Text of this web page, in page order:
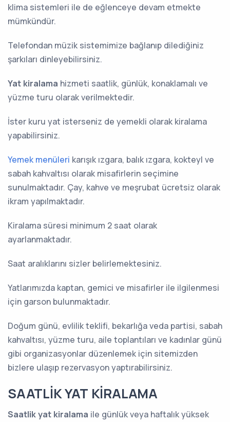
klima sistemleri ile de eğlenceye devam etmekte
mümkündür.
Telefondan müzik sistemimize bağlanıp dilediğiniz
şarkıları dinleyebilirsiniz.
Yat kiralama hizmeti saatlik, günlük, konaklamalı ve
yüzme turu olarak verilmektedir.
İster kuru yat isterseniz de yemekli olarak kiralama
yapabilirsiniz.
Yemek menüleri karışık ızgara, balık ızgara, kokteyl ve
sabah kahvaltısı olarak misafirlerin seçimine
sunulmaktadır. Çay, kahve ve meşrubat ücretsiz olarak
ikram yapılmaktadır.
Kiralama süresi minimum 2 saat olarak
ayarlanmaktadır.
Saat aralıklarını sizler belirlemektesiniz.
Yatlarımızda kaptan, gemici ve misafirler ile ilgilenmesi
için garson bulunmaktadır.
Doğum günü, evlilik teklifi, bekarlığa veda partisi, sabah
kahvaltısı, yüzme turu, aile toplantıları ve kadınlar günü
gibi organizasyonlar düzenlemek için sitemizden
bizlere ulaşıp rezervasyon yaptırabilirsiniz.
SAATLİK YAT KİRALAMA
Saatlik yat kiralama ile günlük veya haftalık yüksek